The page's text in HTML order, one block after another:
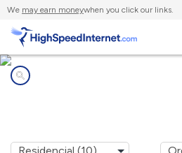
We may earn moneywhen you click our links.